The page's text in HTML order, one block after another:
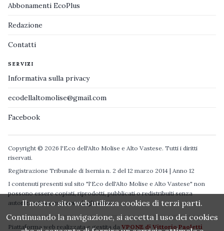
Abbonamenti EcoPlus
Redazione
Contatti
SERVIZI
Informativa sulla privacy
ecodellaltomolise@gmail.com
Facebook
Copyright © 2026 l'Eco dell'Alto Molise e Alto Vastese. Tutti i diritti
riservati.
Registrazione Tribunale di Isernia n. 2 del 12 marzo 2014 | Anno 12
I contenuti presenti sul sito "l'Eco dell'Alto Molise e Alto Vastese" non
possono essere copiati, riprodotti, pubblicati o redistribuiti senza
autorizzazione espressa degli autori.
Piattaforma web realizzata e gestita da VPONE di Vittorio Paoletti
Il nostro sito web utilizza cookies di terzi parti.
Continuando la navigazione, si accetta l uso dei cookies